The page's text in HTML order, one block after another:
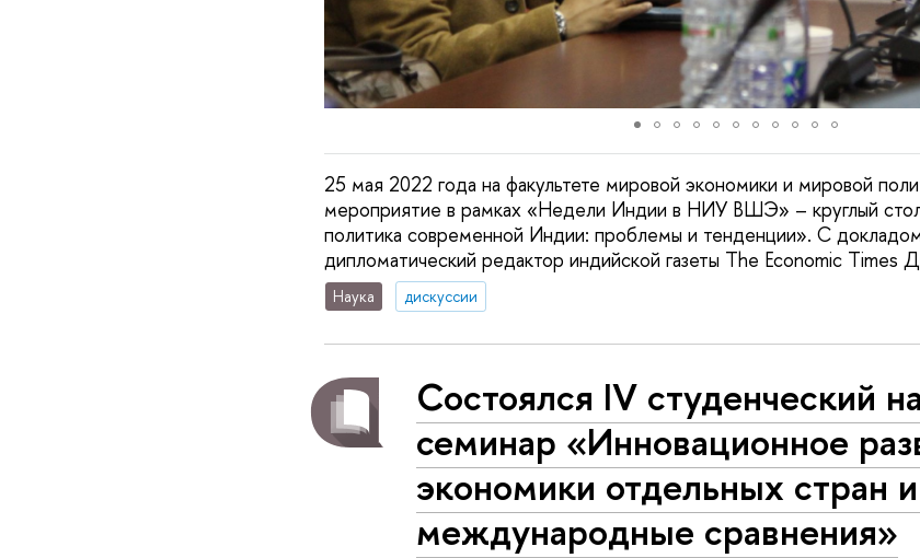
25 мая 2022 года на факультете мировой экономики и мировой
мероприятие в рамках «Недели Индии в НИУ ВШЭ» – круглый
политика современной Индии: проблемы и тенденции». С
дипломатический редактор индийской газеты The Economic Times
Наука дискуссии
Состоялся IV студенческий
семинар «Инновационное
экономики отдельных стран
международные сравнения»